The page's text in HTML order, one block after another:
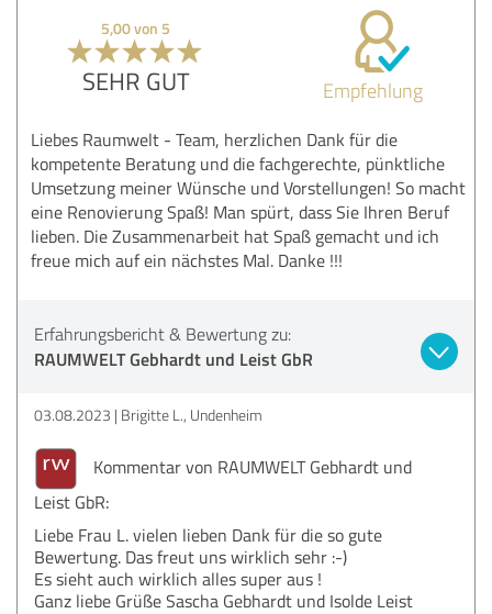
5,00 von 5
SEHR GUT Empfehlung
Liebes Raumwelt - Team, herzlichen Dank für die
kompetente Beratung und die fachgerechte, pünktliche
Umsetzung meiner Wünsche und Vorstellungen! So macht
eine Renovierung Spaß! Man spürt, dass Sie Ihren Beruf
lieben. Die Zusammenarbeit hat Spaß gemacht und ich
freue mich auf ein nächstes Mal. Danke !!!
Erfahrungsbericht & Bewertung zu:
RAUMWELT Gebhardt und Leist GbR
03.08.2023 Brigitte L., Undenheim
Kommentar von RAUMWELT Gebhardt und
Leist GbR:
Liebe Frau L. vielen lieben Dank für die so gute
Bewertung. Das freut uns wirklich sehr :-)
Es sieht auch wirklich alles super aus !
Ganz liebe Grüße Sascha Gebhardt und Isolde Leist